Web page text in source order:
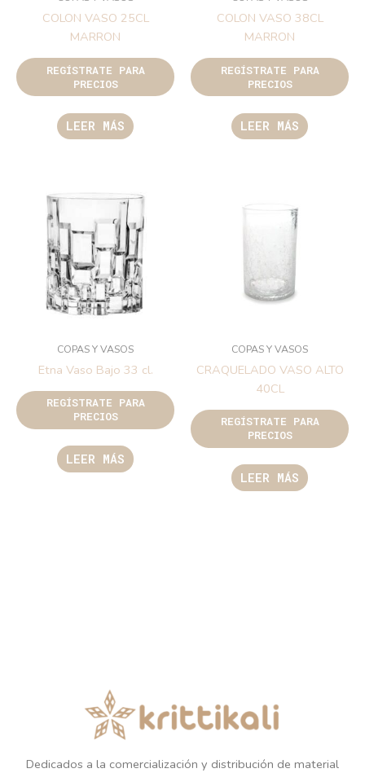
COLON VASO 25CL
MARRON
REGÍSTRATE PARA
PRECIOS
LEER MÁS
COLON VASO 38CL
MARRON
REGÍSTRATE PARA
PRECIOS
LEER MÁS
COPAS Y VASOS
Etna Vaso Bajo 33 cl.
REGÍSTRATE PARA
PRECIOS
LEER MÁS
COPAS Y VASOS
CRAQUELADO VASO ALTO
40CL
REGÍSTRATE PARA
PRECIOS
LEER MÁS
Dedicados a la comercialización y distribución de material